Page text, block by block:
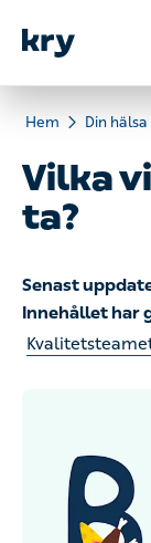
Hem Din hälsa
Vilka
ta?
Senast
Innehållet har